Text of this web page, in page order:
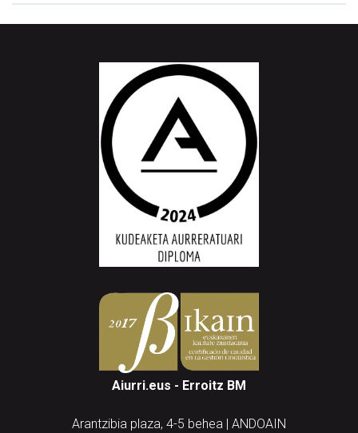
Aiurri.eus - Erroitz BM
Arantzibia plaza, 4-5 behea | ANDOAIN